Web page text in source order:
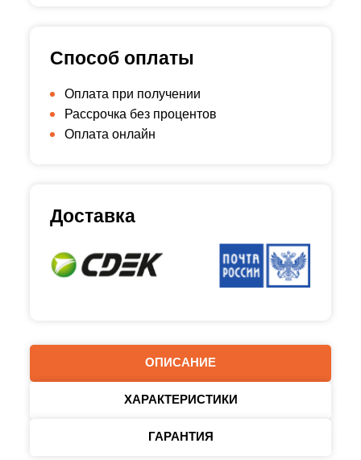
ОПИСАНИЕ
ХАРАКТЕРИСТИКИ
ГАРАНТИЯ
Способ оплаты
Оплата при получении
Рассрочка без процентов
Оплата онлайн
Доставка